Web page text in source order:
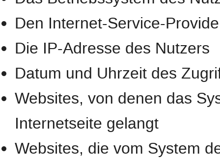
Den Internet-Service-
Die IP-Adresse des Nutzers
Datum und Uhrzeit des
Websites, von denen das
Internetseite gelangt
Websites, die vom System